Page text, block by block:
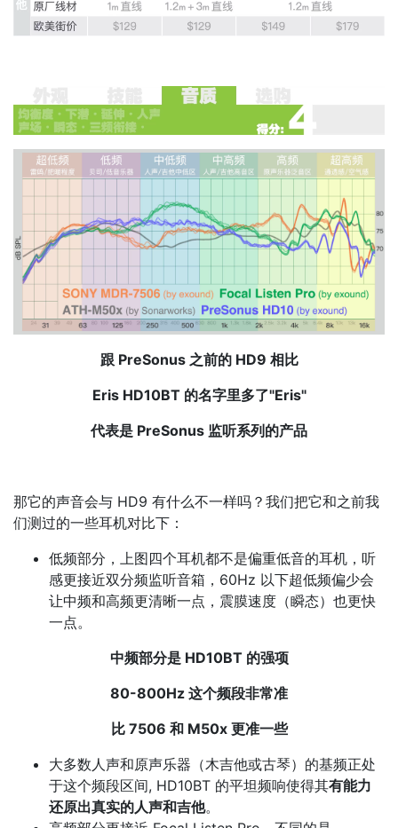
跟 PreSonus 之前的 HD9 相比
Eris HD10BT 的名字里多了"Eris"
代表是 PreSonus 监听系列的产品
那它的声音会与 HD9 有什么不一样吗？我们把它和之前我
们测过的一些耳机对比下：
低频部分，上图四个耳机都不是偏重低音的耳机，听
感更接近双分频监听音箱，60Hz 以下超低频偏少会
让中频和高频更清晰一点，震膜速度（瞬态）也更快
一点。
中频部分是 HD10BT 的强项
80-800Hz 这个频段非常准
比 7506 和 M50x 更准一些
大多数人声和原声乐器（木吉他或古琴）的基频正处
于这个频段区间, HD10BT 的平坦频响使得其有能力
还原出真实的人声和吉他。